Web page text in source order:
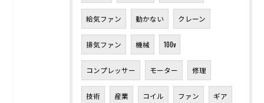
給気ファン 動かない クレーン
排気ファン 機械 100v
コンプレッサー モーター 修理
技術 産業 コイル ファン ギア